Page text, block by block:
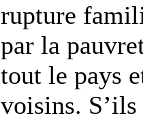
rupture
par la
tout le pays
voisins. S’ils